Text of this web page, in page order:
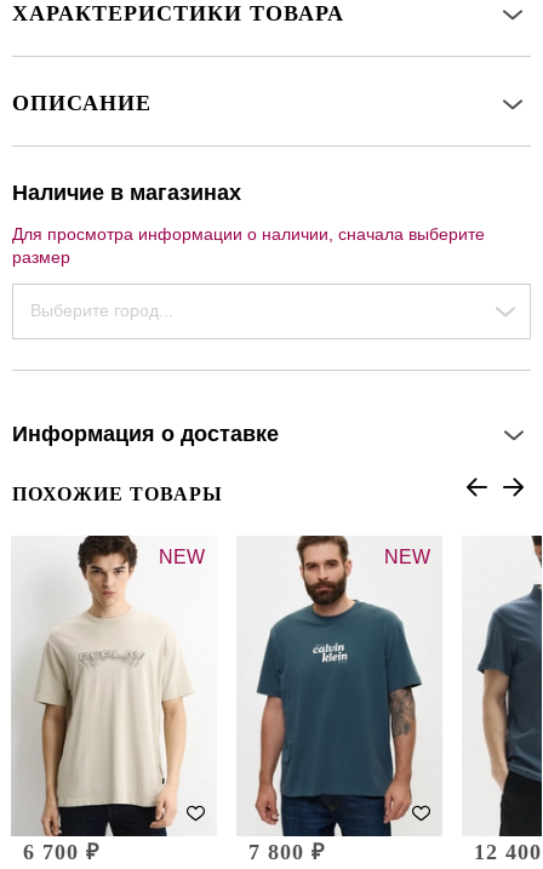
ХАРАКТЕРИСТИКИ ТОВАРА
ОПИСАНИЕ
Наличие в магазинах
Для просмотра информации о наличии, сначала выберите
размер
Выберите город...
Информация о доставке
ПОХОЖИЕ ТОВАРЫ
NEW
6 700 ₽
NEW
7 800 ₽ 12